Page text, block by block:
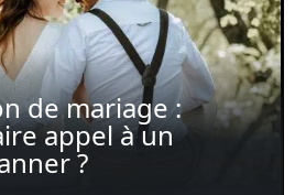
de mariage :
appel à un
?